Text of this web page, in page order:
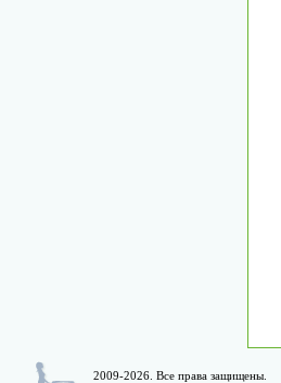
2009-2026. Все права защищены.